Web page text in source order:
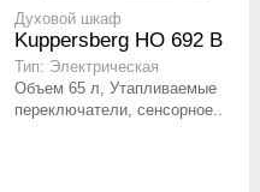
Духовой шкаф
Kuppersberg HO 692 B
Тип: Электрическая
Объем 65 л, Утапливаемые
переключатели, сенсорное..